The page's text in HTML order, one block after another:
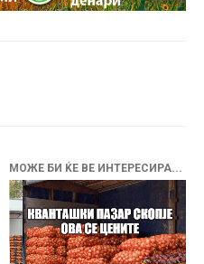
МОЖЕ БИ ЌЕ ВЕ ИНТЕРЕСИРА...